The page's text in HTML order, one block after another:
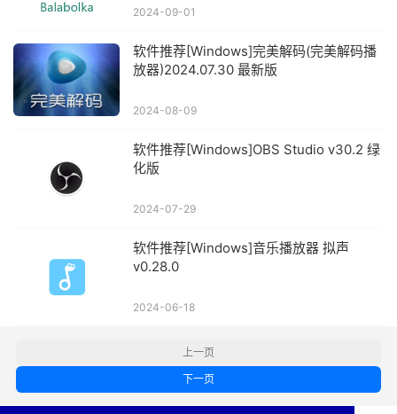
2024-09-01
软件推荐[Windows]完美解码(完美解码播
放器)2024.07.30 最新版
2024-08-09
软件推荐[Windows]OBS Studio v30.2 绿
化版
2024-07-29
软件推荐[Windows]音乐播放器 拟声
v0.28.0
2024-06-18
上一页
下一页